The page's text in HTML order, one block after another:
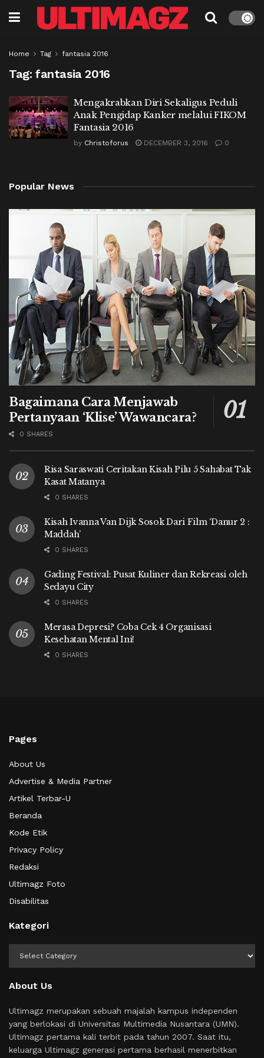
Home Tag fantasia 2016
Tag: fantasia 2016
Mengakrabkan Diri Sekaligus Peduli
Anak Pengidap Kanker melalui FIKOM
Fantasia 2016
by Christoforus DECEMBER 3, 2016 0
Popular News
Bagaimana Cara Menjawab
Pertanyaan ‘Klise’ Wawancara?
0 SHARES
Risa Saraswati Ceritakan Kisah Pilu 5 Sahabat Tak
Kasat Matanya
0 SHARES
Kisah Ivanna Van Dijk Sosok Dari Film ‘Danur 2 :
Maddah’
0 SHARES
Gading Festival: Pusat Kuliner dan Rekreasi oleh
Sedayu City
0 SHARES
Merasa Depresi? Coba Cek 4 Organisasi
Kesehatan Mental Ini!
0 SHARES
Pages
About Us
Advertise & Media Partner
Artikel Terbar-U
Beranda
Kode Etik
Privacy Policy
Redaksi
Ultimagz Foto
Disabilitas
Kategori
About Us
Ultimagz merupakan sebuah majalah kampus independen
yang berlokasi di Universitas Multimedia Nusantara (UMN).
Ultimagz pertama kali terbit pada tahun 2007. Saat itu,
keluarga Ultimagz generasi pertama berhasil menerbitkan